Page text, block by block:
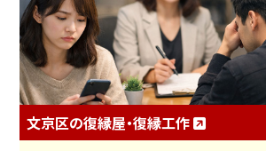
文京区の復縁屋・復縁工作